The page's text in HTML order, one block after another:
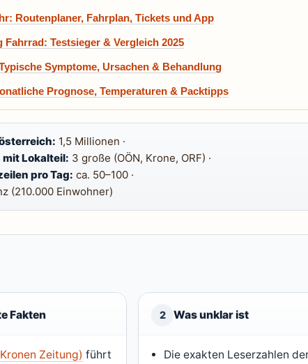
Routenplaner, Fahrplan, Tickets und App
Fahrrad: Testsieger & Vergleich 2025
Symptome, Ursachen & Behandlung
Prognose, Temperaturen & Packtipps
1,5 Millionen ·
Lokalteil: 3 große (OÖN, Krone, ORF) ·
pro Tag: ca. 50–100 ·
(210.000 Einwohner)
Fakten
Zeitung) führt
2 Was unklar ist
Die exakten Leserzahlen